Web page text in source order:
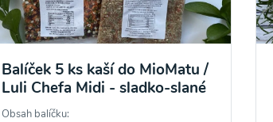
Balíček 5 ks kaší do MioMatu /
Luli Chefa Midi - sladko-slané
Obsah balíčku: